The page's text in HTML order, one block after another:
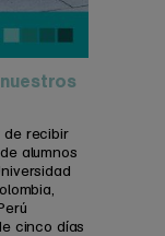
de recibir
alumnos
cinco días